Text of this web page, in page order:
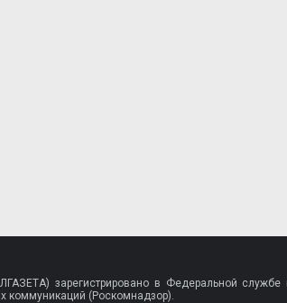
зарегистрировано в Федеральной
коммуникаций (Роскомнадзор).